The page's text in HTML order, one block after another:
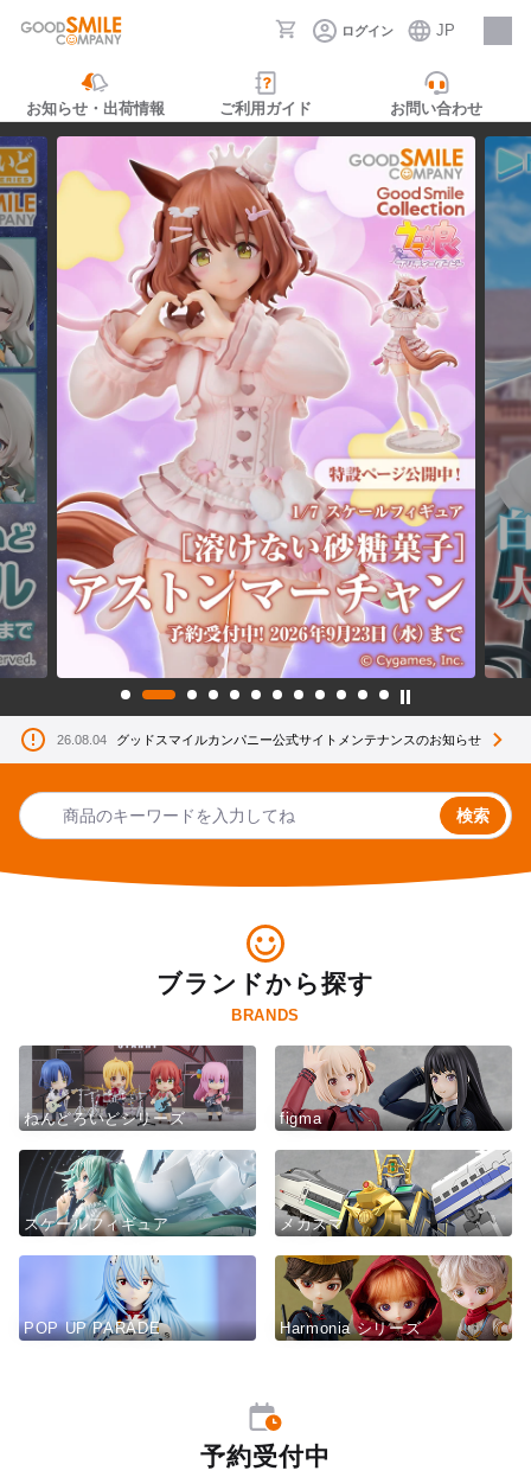
ログイン JP
採用情報
お知らせ・出荷情報 ご利用ガイド お問い合わせ
26.08.04 グッドスマイルカンパニー公式サイトメンテナンスのお知らせ
検索
ブランドから探す
BRANDS
ねんどろいどシリーズ figma
スケールフィギュア メカスマ
POP UP PARADE Harmonia シリーズ
予約受付中